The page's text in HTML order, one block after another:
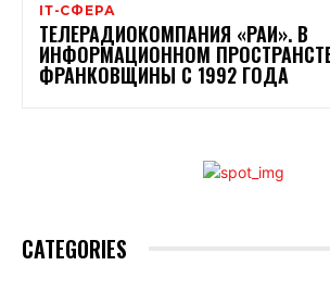
ІТ-СФЕРА
ТЕЛЕРАДИОКОМПАНИЯ «РАИ». В
ИНФОРМАЦИОННОМ
ФРАНКОВЩИНЫ С 1992 ГОДА
CATEGORIES